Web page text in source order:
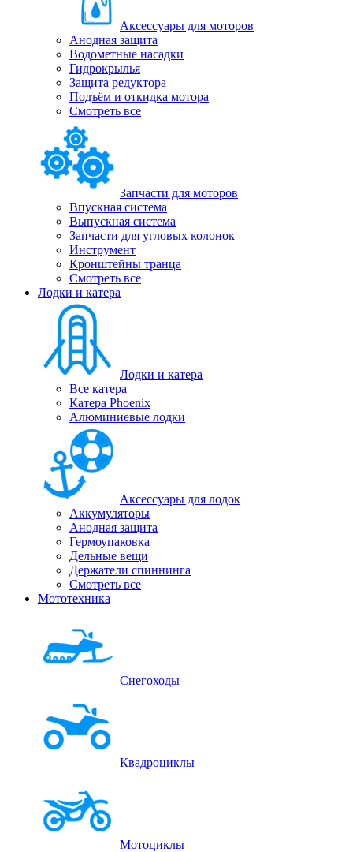
Аксессуары для моторов
Анодная защита
Водометные насадки
Гидрокрылья
Защита редуктора
Подъём и откидка мотора
Смотреть все
Запчасти для моторов
Впускная система
Выпускная система
Запчасти для угловых колонок
Инструмент
Кронштейны транца
Смотреть все
Лодки и катера
Лодки и катера
Все катера
Катера Phoenix
Алюминиевые лодки
Аксессуары для лодок
Аккумуляторы
Анодная защита
Гермоупаковка
Дельные вещи
Держатели спиннинга
Смотреть все
Мототехника
Снегоходы
Квадроциклы
Мотоциклы